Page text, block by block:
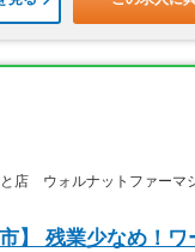
店 ウォルナットファーマ
】 残業少なめ！